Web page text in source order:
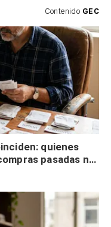
Contenido GEC
quienes
pasadas no
necesidad de